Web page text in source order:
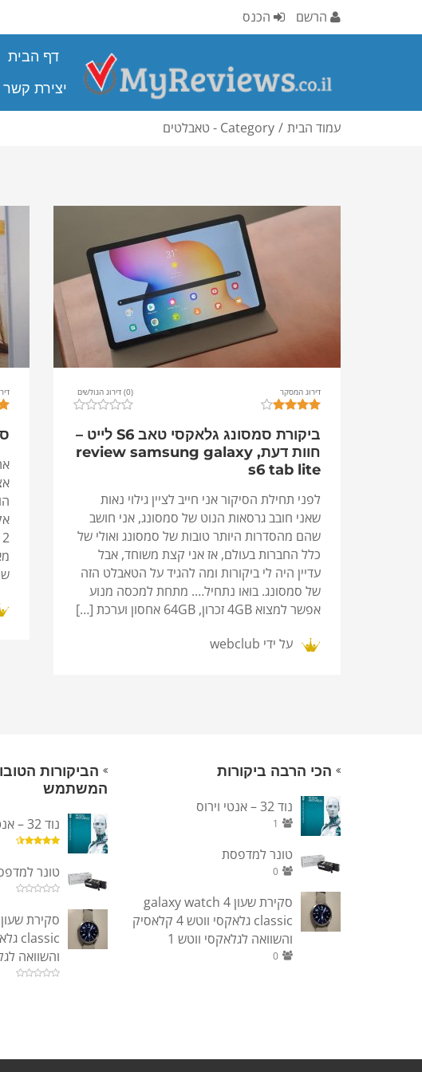
הרשם הכנס
דף הבית
יצירת קשר
עמוד הבית Category - טאבלטים
דירוג המסקר (0) דירוג הגולשים
ביקורת סמסונג גלאקסי טאב S6 לייט –
חוות דעת, review samsung galaxy
s6 tab lite
לפני תחילת הסיקור אני חייב לציין גילוי נאות
שאני חובב גרסאות הנוט של סמסונג, אני חושב
שהם מהסדרות היותר טובות של סמסונג ואולי של
כלל החברות בעולם, אז אני קצת משוחד, אבל
עדיין היה לי ביקורות ומה להגיד על הטאבלט הזה
של סמסונג. בואו נתחיל…. מתחת למכסה מנוע
אפשר למצוא 4GB זכרון, 64GB אחסון וערכת […]
על ידי webclub
הביקורות
המשתמש
נוד 32 – אנטי וירוס
טונר
והשוואה
הכי הרבה ביקורות
נוד 32 – אנטי וירוס
1
טונר למדפסת
0
סקירת שעון galaxy watch 4
classic גלאקסי ווטש 4 קלאסיק
והשוואה לגלאקסי ווטש 1
0